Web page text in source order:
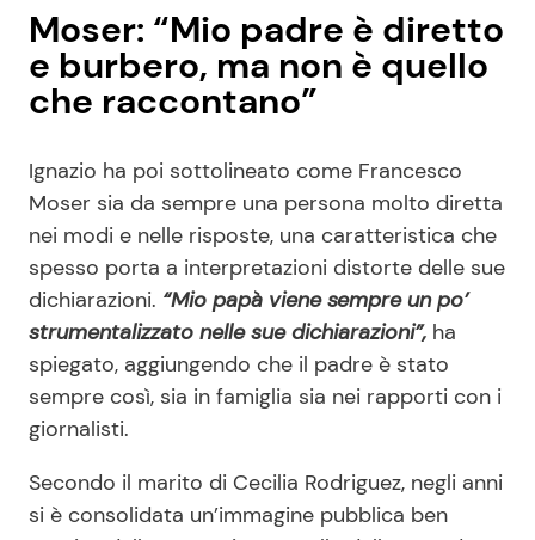
Moser: “Mio padre è diretto
e burbero, ma non è quello
che raccontano”
Ignazio ha poi sottolineato come Francesco
Moser sia da sempre una persona molto diretta
nei modi e nelle risposte, una caratteristica che
spesso porta a interpretazioni distorte delle sue
dichiarazioni. “Mio papà viene sempre un po’
strumentalizzato nelle sue dichiarazioni”, ha
spiegato, aggiungendo che il padre è stato
sempre così, sia in famiglia sia nei rapporti con i
giornalisti.
Secondo il marito di Cecilia Rodriguez, negli anni
si è consolidata un’immagine pubblica ben